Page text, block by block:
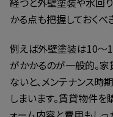
かる点も把握しておくべ
例えば外壁塗装は10～
がかかるのが一般的。
ないと、メンテナンス
しまいます。賃貸物件